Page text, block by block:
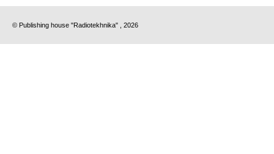
© Publishing house "Radiotekhnika" , 2026